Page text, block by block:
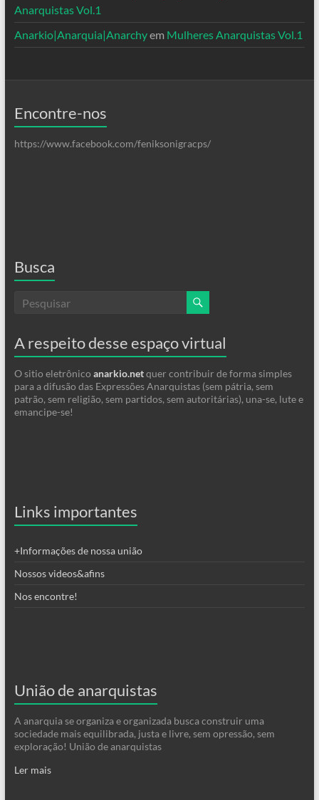
Anarquistas Vol.1
Anarkio|Anarquia|Anarchyem Mulheres Anarquistas Vol.1
Encontre-nos
https://www.facebook.com/feniksonigracps/
Busca
A respeito desse espaço virtual
O sitio eletrônico anarkio.netquer contribuir de forma simples
para a difusão das Expressões Anarquistas (sem pátria, sem
patrão, sem religião, sem partidos, sem autoritárias), una-se, lute e
emancipe-se!
Links importantes
+Informações de nossa união
Nossos videos&afins
Nos encontre!
União de anarquistas
A anarquia se organiza e organizada busca construir uma
sociedade mais equilibrada, justa e livre, sem opressão, sem
exploração! União de anarquistas
Ler mais